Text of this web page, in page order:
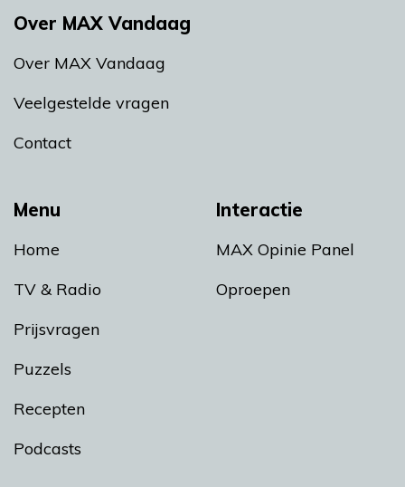
Menu
Home
TV & Radio
Prijsvragen
Puzzels
Recepten
Podcasts
Interactie
MAX Opinie Panel
Oproepen
Over MAX Vandaag
Over MAX Vandaag
Veelgestelde vragen
Contact